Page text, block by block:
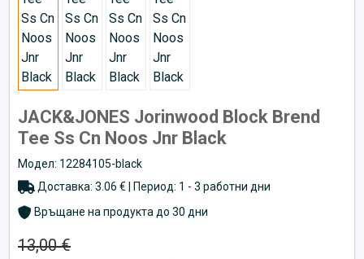
JACK&JONES Jorinwood Block Brend
Tee Ss Cn Noos Jnr Black
Модел: 12284105-black
Доставка: 3.06 € | Период: 1 - 3 работни дни
Връщане на продукта до 30 дни
13,00 €